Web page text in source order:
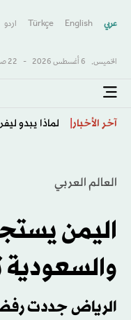
عربي English
Türkçe اردو
الخميس, 6 أغسطس 2026 - 22 صفَر 1448 هـ
آخر الأخبار «يويفا»
العالم العربي
اليمن
الرياض جددت